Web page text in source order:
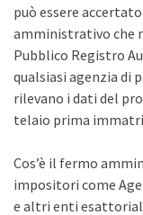
può essere
amministrativo che
Pubblico Registro
qualsiasi agenzia di
rilevano i dati del
telaio prima
Cos’è il fermo
impositori come
e altri enti